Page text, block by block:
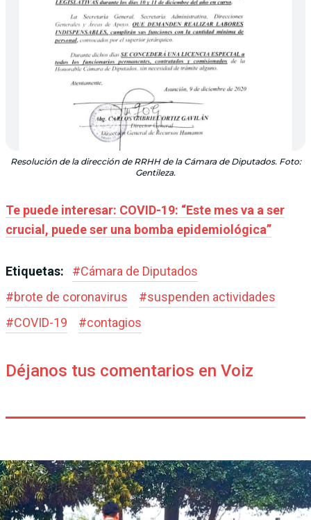
Resolución de la dirección de RRHH de la Cámara de Diputados. Foto:
Gentileza.
Te puede interesar: COVID-19: “Este mes va a ser
crucial, puede ser una bomba epidemiológica”
Etiquetas: #Cámara de Diputados
#brote de coronavirus #suspenden actividades
#COVID-19 #contagios
Déjanos tus comentarios en Voiz